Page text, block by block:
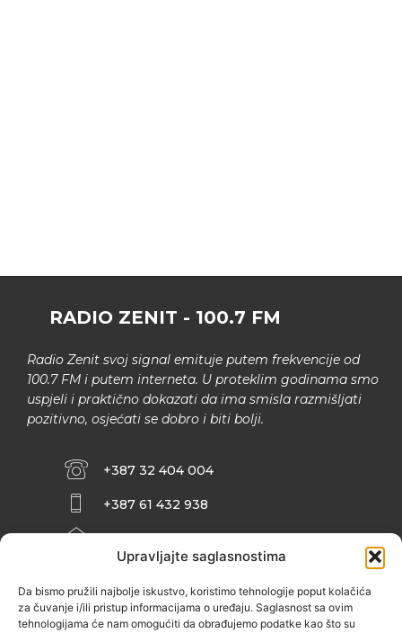
Upravljajte saglasnostima
Da bismo pružili najbolje iskustvo, koristimo tehnologije poput kolačića
za čuvanje i/ili pristup informacijama o uređaju. Saglasnost sa ovim
tehnologijama će nam omogućiti da obrađujemo podatke kao što su
RADIO ZENIT - 100.7 FM
Radio Zenit svoj signal emituje putem frekvencije od
100.7 FM i putem interneta. U proteklim godinama smo
uspjeli i praktično dokazati da ima smisla razmišljati
pozitivno, osjećati se dobro i biti bolji.
+387 32 404 004
+387 61 432 938
INFO@ZENIT.BA
ZENIČANKA, 3. SPRAT), 72000 ZENICA